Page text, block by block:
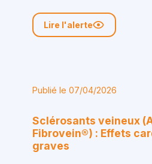
Lire l'alerte
Publié le 07/04/2026
Sclérosants veineux
Fibrovein®) : Effets
graves